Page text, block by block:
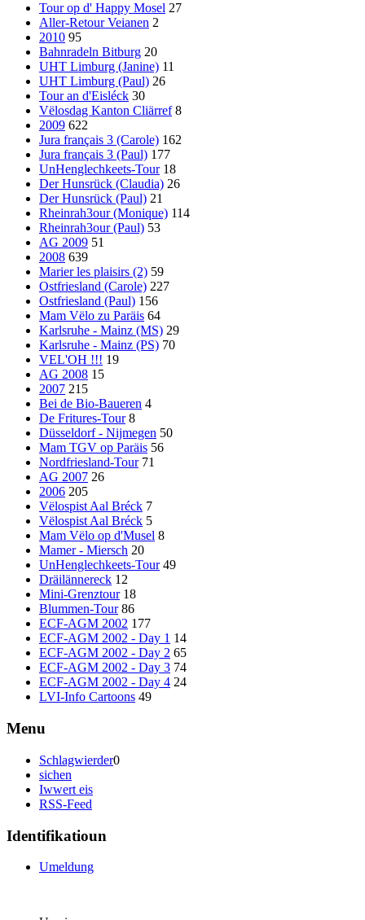
Tour op d' Happy Mosel 27
Aller-Retour Veianen 2
2010 95
Bahnradeln Bitburg 20
UHT Limburg (Janine) 11
UHT Limburg (Paul) 26
Tour an d'Eisléck 30
Vëlosdag Kanton Cliärref 8
2009 622
Jura français 3 (Carole) 162
Jura français 3 (Paul) 177
UnHenglechkeets-Tour 18
Der Hunsrück (Claudia) 26
Der Hunsrück (Paul) 21
Rheinrah3our (Monique) 114
Rheinrah3our (Paul) 53
AG 2009 51
2008 639
Marier les plaisirs (2) 59
Ostfriesland (Carole) 227
Ostfriesland (Paul) 156
Mam Vëlo zu Paräis 64
Karlsruhe - Mainz (MS) 29
Karlsruhe - Mainz (PS) 70
VEL'OH !!! 19
AG 2008 15
2007 215
Bei de Bio-Baueren 4
De Fritures-Tour 8
Düsseldorf - Nijmegen 50
Mam TGV op Paräis 56
Nordfriesland-Tour 71
AG 2007 26
2006 205
Vëlospist Aal Bréck 7
Vëlospist Aal Bréck 5
Mam Vëlo op d'Musel 8
Mamer - Miersch 20
UnHenglechkeets-Tour 49
Dräilännereck 12
Mini-Grenztour 18
Blummen-Tour 86
ECF-AGM 2002 177
ECF-AGM 2002 - Day 1 14
ECF-AGM 2002 - Day 2 65
ECF-AGM 2002 - Day 3 74
ECF-AGM 2002 - Day 4 24
LVI-Info Cartoons 49
Menu
Schlagwierder0
sichen
Iwwert eis
RSS-Feed
Identifikatioun
Umeldung